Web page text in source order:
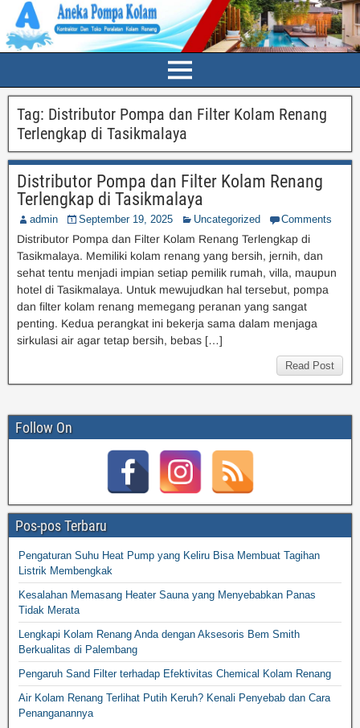
Tag: Distributor Pompa dan Filter Kolam Renang
Terlengkap di Tasikmalaya
Distributor Pompa dan Filter Kolam Renang
Terlengkap di Tasikmalaya
admin September 19, 2025 Uncategorized Comments
Distributor Pompa dan Filter Kolam Renang Terlengkap di
Tasikmalaya. Memiliki kolam renang yang bersih, jernih, dan
sehat tentu menjadi impian setiap pemilik rumah, villa, maupun
hotel di Tasikmalaya. Untuk mewujudkan hal tersebut, pompa
dan filter kolam renang memegang peranan yang sangat
penting. Kedua perangkat ini bekerja sama dalam menjaga
sirkulasi air agar tetap bersih, bebas […]
Read Post
Follow On
Pos-pos Terbaru
Pengaturan Suhu Heat Pump yang Keliru Bisa Membuat Tagihan
Listrik Membengkak
Kesalahan Memasang Heater Sauna yang Menyebabkan Panas
Tidak Merata
Lengkapi Kolam Renang Anda dengan Aksesoris Bem Smith
Berkualitas di Palembang
Pengaruh Sand Filter terhadap Efektivitas Chemical Kolam Renang
Air Kolam Renang Terlihat Putih Keruh? Kenali Penyebab dan Cara
Penanganannya